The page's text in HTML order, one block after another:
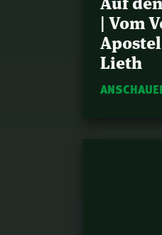
| Vom
Lieth